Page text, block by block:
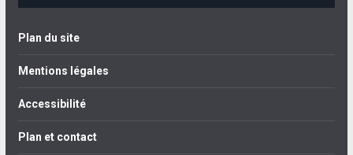
Plan du site
Mentions légales
Accessibilité
Plan et contact